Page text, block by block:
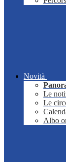
Novità
Le
Le
Albo